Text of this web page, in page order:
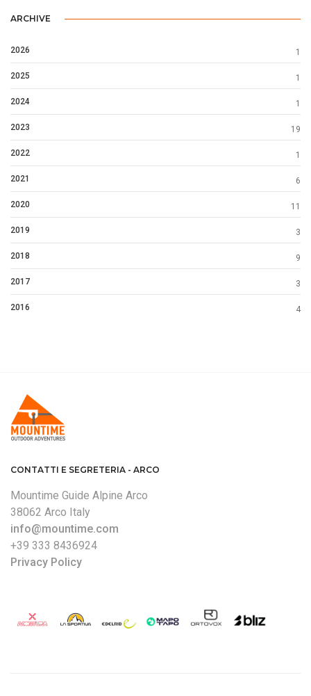
ARCHIVE
2026 1
2025 1
2024 1
2023 19
2022 1
2021 6
2020 11
2019 3
2018 9
2017 3
2016 4
CONTATTI E SEGRETERIA - ARCO
Mountime Guide Alpine Arco
38062 Arco Italy
info@mountime.com
+39 333 8436924
Privacy Policy